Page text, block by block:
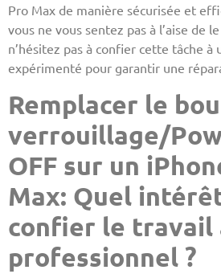
Pro Max de manière sécurisée et
vous ne vous sentez pas à l’aise de
n’hésitez pas à confier cette tâche à
expérimenté pour garantir une
Remplacer le
verrouillage/
OFF sur un
Max: Quel
confier le travail
professionnel ?